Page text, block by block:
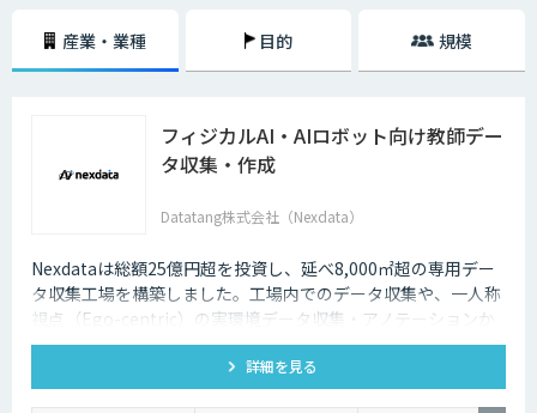
産業・業種 目的 規模
フィジカルAI・AIロボット向け教師デー
タ収集・作成
Datatang株式会社（Nexdata）
Nexdataは総額25億円超を投資し、延べ8,000㎡超の専用デー
タ収集工場を構築しました。工場内でのデータ収集や、一人称
視点（Ego-centric）の実環境データ収集・アノテーションか
ら、環境認識・意思決定・動作制御に対応した既製データセッ
トまで、フィジカルAI開発を加速させる包括的なデータソリュ
ーションを提供いたします。
詳細を見る